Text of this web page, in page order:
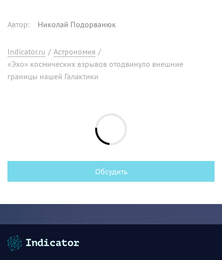
Автор: Николай Подорванюк
Indicator.ru / Астрономия /
«Эхо» космических взрывов отодвинуло внешние
границы нашей Галактики
Обсудить